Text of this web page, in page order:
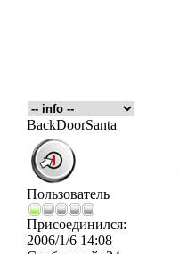
BackDoorSanta
Пользователь
Присоединился:
2006/1/6 14:08